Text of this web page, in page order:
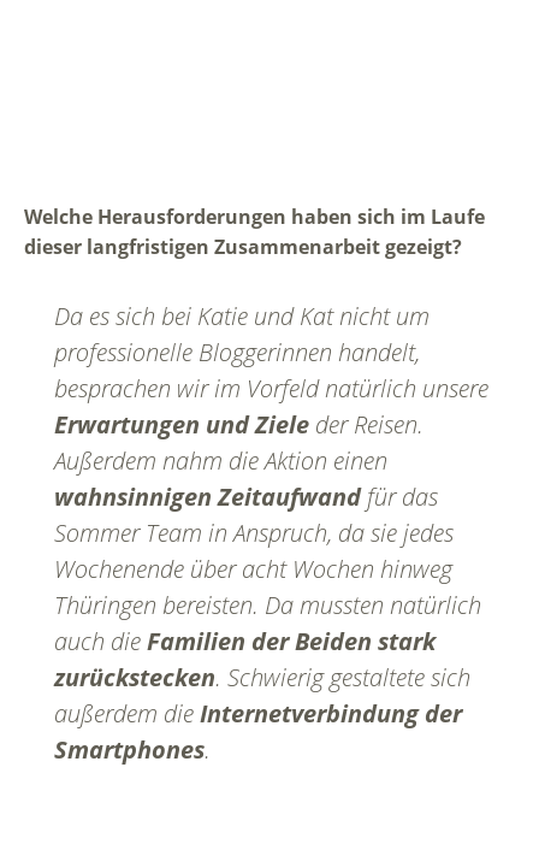
Welche Herausforderungen haben sich im Laufe
dieser langfristigen Zusammenarbeit gezeigt?
Da es sich bei Katie und Kat nicht um
professionelle Bloggerinnen handelt,
besprachen wir im Vorfeld natürlich unsere
Erwartungen und Ziele der Reisen.
Außerdem nahm die Aktion einen
wahnsinnigen Zeitaufwandfür das
Sommer Team in Anspruch, da sie jedes
Wochenende über acht Wochen hinweg
Thüringen bereisten. Da mussten natürlich
auch dieFamilien der Beiden stark
zurückstecken. Schwierig gestaltete sich
außerdem dieInternetverbindung der
Smartphones.